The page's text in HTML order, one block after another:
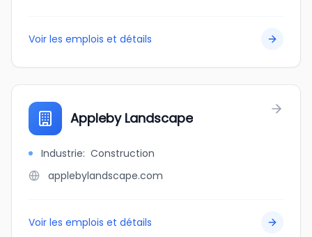
Voir les emplois et détails
Appleby Landscape
Industrie: Construction
applebylandscape.com
Voir les emplois et détails